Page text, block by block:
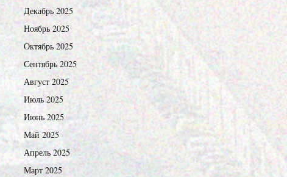
Декабрь 2025
Ноябрь 2025
Октябрь 2025
Сентябрь 2025
Август 2025
Июль 2025
Июнь 2025
Май 2025
Апрель 2025
Март 2025